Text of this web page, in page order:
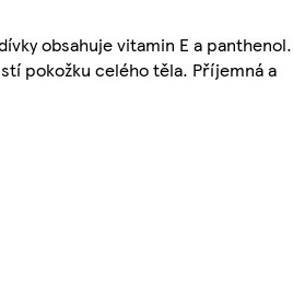
obsahuje vitamin E a panthenol.
pokožku celého těla. Příjemná a